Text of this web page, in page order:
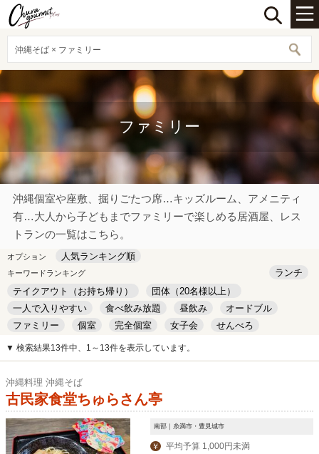
沖縄そば × ファミリー
ファミリー
沖縄個室や座敷、掘りごたつ席…キッズルーム、アメニティ
有…大人から子どもまでファミリーで楽しめる居酒屋、レス
トランの一覧はこちら。
オプション 人気ランキング順
キーワードランキング
ランチ
テイクアウト（お持ち帰り）
団体（20名様以上）
一人で入りやすい
食べ飲み放題 昼飲み
オードブル
ファミリー
個室 完全個室 女子会
せんべろ
キッズルーム
安い デート
▼ 検索結果13件中、1～13件を表示しています。
沖縄料理 沖縄そば
古民家食堂ちゅらさん亭
南部｜糸満市・豊見城市
￥ 平均予算 1,000円未満